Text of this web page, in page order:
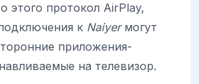
этого протокол AirPlay,
к Naiyerмогут
приложения-
на телевизор.